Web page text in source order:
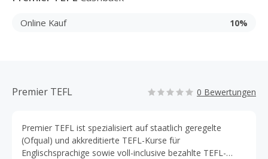
Online Kauf 10%
Premier TEFL 0 Bewertungen
Premier TEFL ist spezialisiert auf staatlich geregelte
(Ofqual) und akkreditierte TEFL-Kurse für
Englischsprachige sowie voll-inclusive bezahlte TEFL-